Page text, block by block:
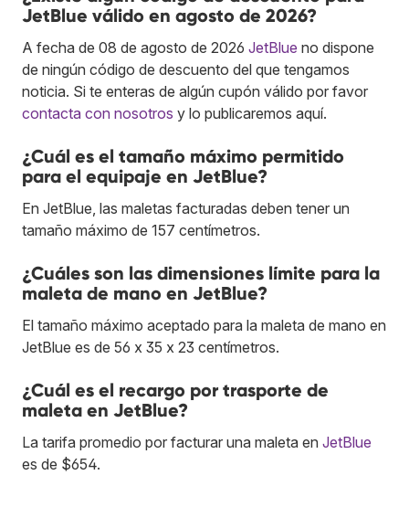
JetBlue válido en agosto de 2026?
A fecha de 08 de agosto de 2026 JetBlue no dispone
de ningún código de descuento del que tengamos
noticia. Si te enteras de algún cupón válido por favor
contacta con nosotros y lo publicaremos aquí.
¿Cuál es el tamaño máximo permitido
para el equipaje en JetBlue?
En JetBlue, las maletas facturadas deben tener un
tamaño máximo de 157 centímetros.
¿Cuáles son las dimensiones límite para la
maleta de mano en JetBlue?
El tamaño máximo aceptado para la maleta de mano en
JetBlue es de 56 x 35 x 23 centímetros.
¿Cuál es el recargo por trasporte de
maleta en JetBlue?
La tarifa promedio por facturar una maleta en JetBlue
es de $654.